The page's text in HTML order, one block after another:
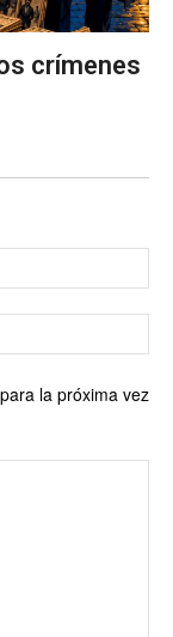
crímenes
la próxima vez